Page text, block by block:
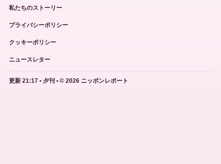
私たちのストーリー
プライバシーポリシー
クッキーポリシー
ニュースレター
更新 21:17 • 夕刊 • © 2026 ニッポンレポート